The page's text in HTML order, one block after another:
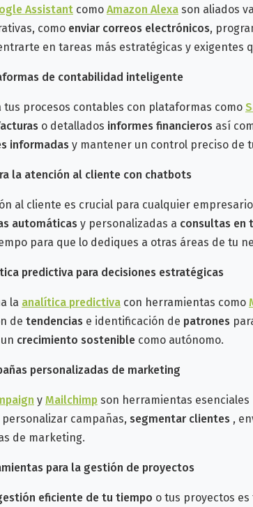
Assistant como Amazon Alexa son aliados
como enviar correos electrónicos,
en tareas más estratégicas y exigentes
de contabilidad inteligente
tus procesos contables con plataformas como
o detallados informes financieros así
informadas y mantener un control preciso de
la atención al cliente con chatbots
al cliente es crucial para cualquier
automáticas y personalizadas a consultas en
para que lo dediques a otras áreas de tu
predictiva para decisiones estratégicas
la analítica predictiva con herramientas como
de tendencias e identificación de patrones
crecimiento sostenible como autónomo.
personalizadas de marketing
y Mailchimp son herramientas
personalizar campañas, segmentar clientes ,
de marketing.
para la gestión de proyectos
eficiente de tu tiempo o tus proyectos